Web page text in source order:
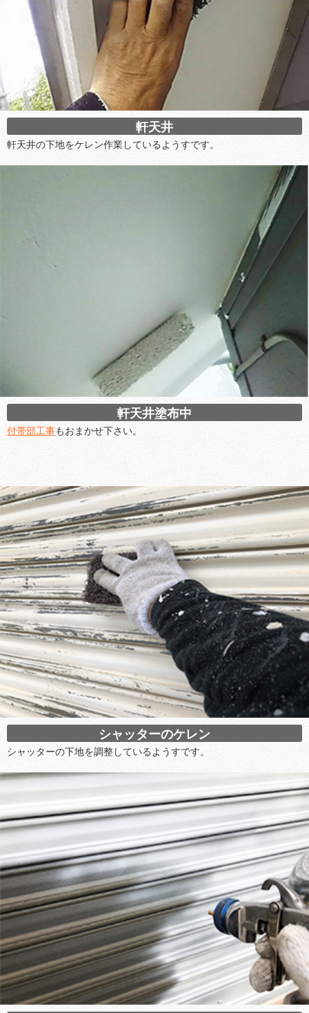
軒天井
軒天井の下地をケレン作業しているようすです。
軒天井塗布中
付帯部工事もおまかせ下さい。
シャッターのケレン
シャッターの下地を調整しているようすです。